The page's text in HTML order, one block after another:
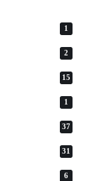
1
2
15
1
37
31
6